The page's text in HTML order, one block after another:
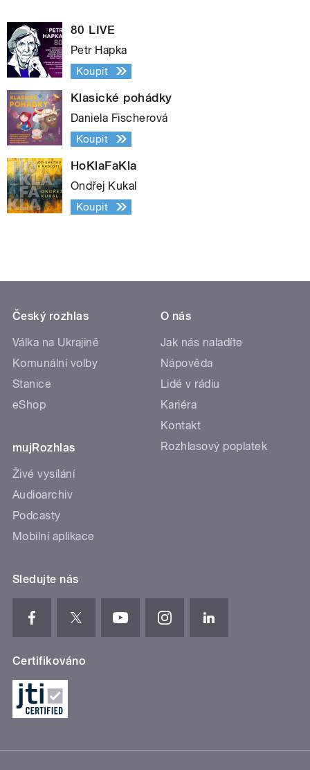
80 LIVE
Petr Hapka
Koupit
Klasické pohádky
Daniela Fischerová
Koupit
HoKlaFaKla
Ondřej Kukal
Koupit
Český rozhlas
Válka na Ukrajině
Komunální volby
Stanice
eShop
mujRozhlas
Živé vysílání
Audioarchiv
Podcasty
Mobilní aplikace
O nás
Jak nás naladíte
Nápověda
Lidé v rádiu
Kariéra
Kontakt
Rozhlasový poplatek
Sledujte nás
Certifikováno